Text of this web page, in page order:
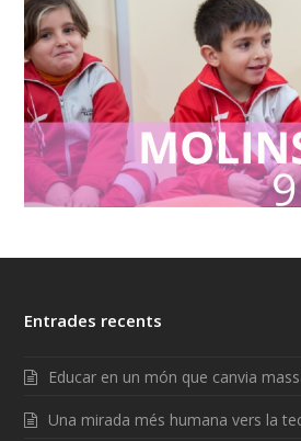
Entrades recents
Educar en un món que canvia
Una mirada més humana vers la